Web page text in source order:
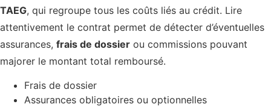
TAEG, qui regroupe tous les coûts liés au crédit. Lire
attentivement le contrat permet de détecter d’éventuelles
assurances, frais de dossier ou commissions pouvant
majorer le montant total remboursé.
Frais de dossier
Assurances obligatoires ou optionnelles